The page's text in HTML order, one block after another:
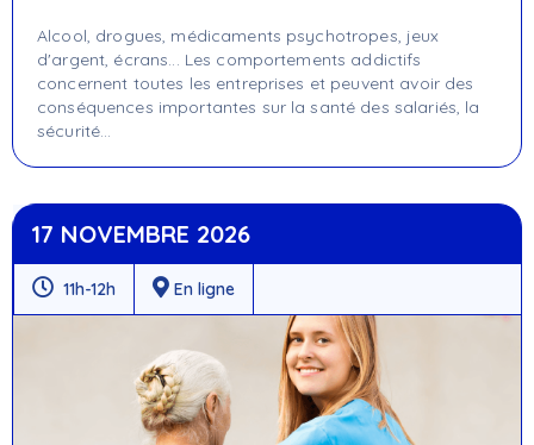
Alcool, drogues, médicaments psychotropes, jeux
d'argent, écrans... Les comportements addictifs
concernent toutes les entreprises et peuvent avoir des
conséquences importantes sur la santé des salariés, la
sécurité…
17 NOVEMBRE 2026
11h-12h En ligne